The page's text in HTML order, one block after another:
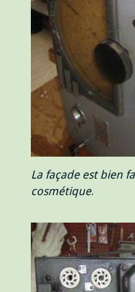
La façade est bien
cosmétique.